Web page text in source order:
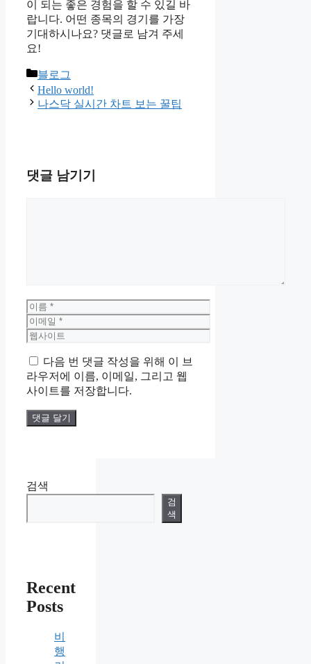
이 되는 좋은 경험을 할 수 있길 바
랍니다. 어떤 종목의 경기를 가장
기대하시나요? 댓글로 남겨 주세
요!
카
테
고
블로그
Hello world!
나스닥 실시간 차트 보는 꿀팁
댓글 남기기
이
름
이
메
웹
이
트
다음 번 댓글 작성을 위해 이 브
라우저에 이름, 이메일, 그리고 웹
사이트를 저장합니다.
검색
검
색
Recent
Posts
비
행